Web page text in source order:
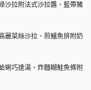
沙拉附法式沙拉醬、藍帶豬
麗菜絲沙拉、煎鱸魚排附奶
蜊巧達湯、炸麵糊鮭魚條附